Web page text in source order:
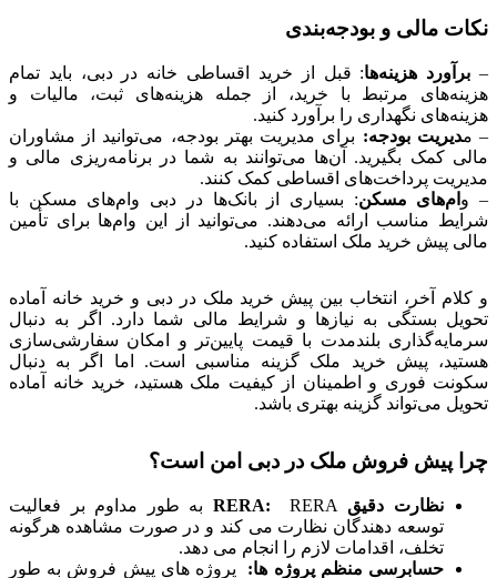
نکات مالی و بودجه‌بندی
– برآورد هزینه‌ها: قبل از خرید اقساطی خانه در دبی، باید تمام
هزینه‌های مرتبط با خرید، از جمله هزینه‌های ثبت، مالیات و
هزینه‌های نگهداری را برآورد کنید.
– مدیریت بودجه: برای مدیریت بهتر بودجه، می‌توانید از مشاوران
مالی کمک بگیرید. آن‌ها می‌توانند به شما در برنامه‌ریزی مالی و
مدیریت پرداخت‌های اقساطی کمک کنند.
– و ام‌های مسکن: بسیاری از بانک‌ها در دبی وام‌های مسکن با
شرایط مناسب ارائه می‌دهند. می‌توانید از این وام‌ها برای تأمین
مالی پیش خرید ملک استفاده کنید.
و کلام آخر، انتخاب بین پیش خرید ملک در دبی و خرید خانه آماده
تحویل بستگی به نیازها و شرایط مالی شما دارد. اگر به دنبال
سرمایه‌گذاری بلندمدت با قیمت پایین‌تر و امکان سفارشی‌سازی
هستید، پیش خرید ملک گزینه مناسبی است. اما اگر به دنبال
سکونت فوری و اطمینان از کیفیت ملک هستید، خرید خانه آماده
تحویل می‌تواند گزینه بهتری باشد.
چرا پیش فروش ملک در دبی امن است؟
نظارت دقیق
RERA به طور مداوم بر فعالیت
توسعه دهندگان نظارت می کند و در صورت مشاهده هرگونه
تخلف، اقدامات لازم را انجام می دهد.
حسابرسی منظم پروژه ها:
پروژه های پیش فروش به طور